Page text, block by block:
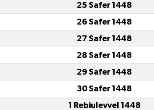
25 Safer 1448
26 Safer 1448
27 Safer 1448
28 Safer 1448
29 Safer 1448
30 Safer 1448
1 Rebiulevvel 1448